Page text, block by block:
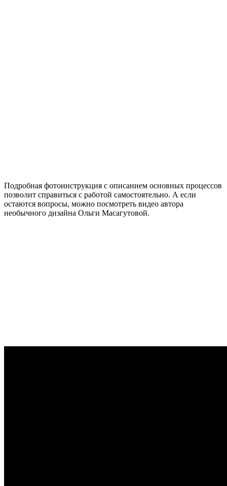
Подробная фотоинструкция с описанием основных процессов
позволит справиться с работой самостоятельно. А если
остаются вопросы, можно посмотреть видео автора
необычного дизайна Ольги Масагутовой.